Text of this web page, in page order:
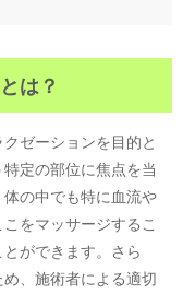
は？
ゼーションを目的と
定の部位に焦点を当
の中でも特に血流や
をマッサージするこ
ができます。さら
、施術者による適切